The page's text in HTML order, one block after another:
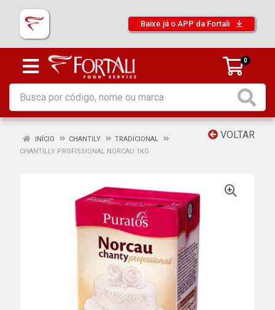
Baixe já o APP da Fortali
0
VOLTAR
INÍCIO CHANTILY
TRADICIONAL
CHANTILLY PROFISSIONAL NORCAU 1KG